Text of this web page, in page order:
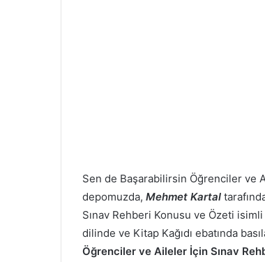
Sen de Başarabilirsin Öğrenciler ve
depomuzda, Mehmet Kartal
Sınav Rehberi Konusu ve Özeti
dilinde ve Kitap Kağıdı ebatında
Öğrenciler ve Aileler İçin Sınav